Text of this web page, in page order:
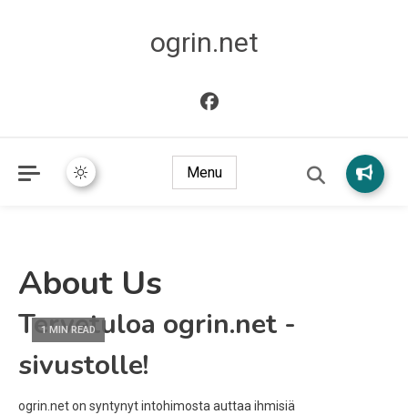
ogrin.net
Menu
About Us
1 MIN READ
Tervetuloa ogrin.net -
sivustolle!
ogrin.net on syntynyt intohimosta auttaa ihmisiä